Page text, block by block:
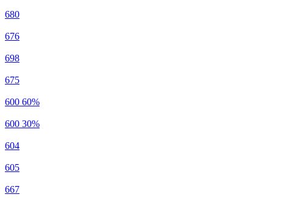
680
676
698
675
600 60%
600 30%
604
605
667